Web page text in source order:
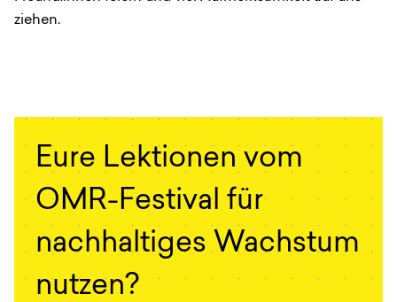
ziehen.
Eure Lektionen vom
OMR-Festival für
nachhaltiges Wachstum
nutzen?